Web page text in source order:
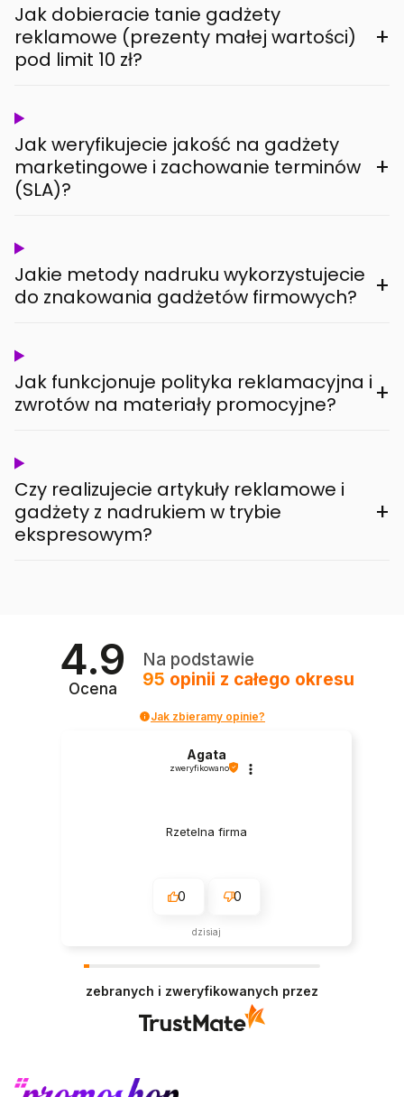
Jak dobieracie tanie gadżety
reklamowe (prezenty małej wartości)
pod limit 10 zł?
+
Jak weryfikujecie jakość na gadżety
marketingowe i zachowanie terminów
(SLA)?
+
Jakie metody nadruku wykorzystujecie
do znakowania gadżetów firmowych?
+
Jak funkcjonuje polityka reklamacyjna i
zwrotów na materiały promocyjne?
+
Czy realizujecie artykuły reklamowe i
gadżety z nadrukiem w trybie
ekspresowym?
+
4.9
Ocena
Na podstawie
95 opinii z całego okresu
Jak zbieramy opinie?
Agata
zweryfikowano
Rzetelna firma
0 0
dzisiaj
zebranych i zweryfikowanych przez